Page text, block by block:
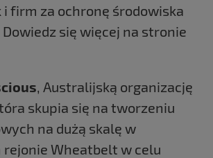
i firm za ochronę środowiska
się więcej na stronie
, Australijską organizację
skupia się na tworzeniu
na dużą skalę w
Wheatbelt w celu